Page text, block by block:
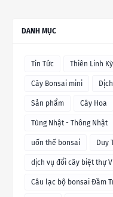
DANH MỤC
Tin Tức Thiên Linh
Cây Bonsai mini
Sản phẩm Cây Hoa
Tùng Nhật - Thông Nhật
uốn thế bonsai Duy
dịch vụ đổi cây biệt thự
Câu lạc bộ bonsai Đầm